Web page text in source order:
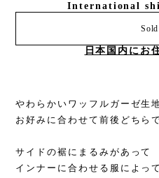
International
日本国内にお
やわらかいワッフルガーゼ生
お好みに合わせて前後どちら
サイドの裾にまるみがあって
インナーに合わせる服によって